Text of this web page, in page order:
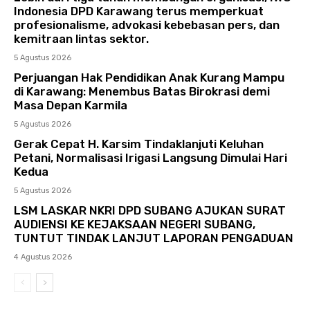
Indonesia DPD Karawang terus memperkuat
profesionalisme, advokasi kebebasan pers, dan
kemitraan lintas sektor.
5 Agustus 2026
Perjuangan Hak Pendidikan Anak Kurang Mampu
di Karawang: Menembus Batas Birokrasi demi
Masa Depan Karmila
5 Agustus 2026
Gerak Cepat H. Karsim Tindaklanjuti Keluhan
Petani, Normalisasi Irigasi Langsung Dimulai Hari
Kedua
5 Agustus 2026
LSM LASKAR NKRI DPD SUBANG AJUKAN SURAT
AUDIENSI KE KEJAKSAAN NEGERI SUBANG,
TUNTUT TINDAK LANJUT LAPORAN PENGADUAN
4 Agustus 2026